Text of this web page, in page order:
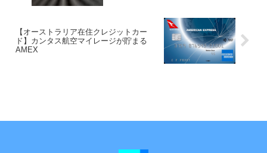
【オーストラリア在住クレジットカー
ド】カンタス航空マイレージが貯まる
AMEX